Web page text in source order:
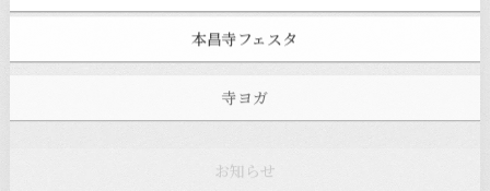
本昌寺フェスタ
お知らせ
注目の記事